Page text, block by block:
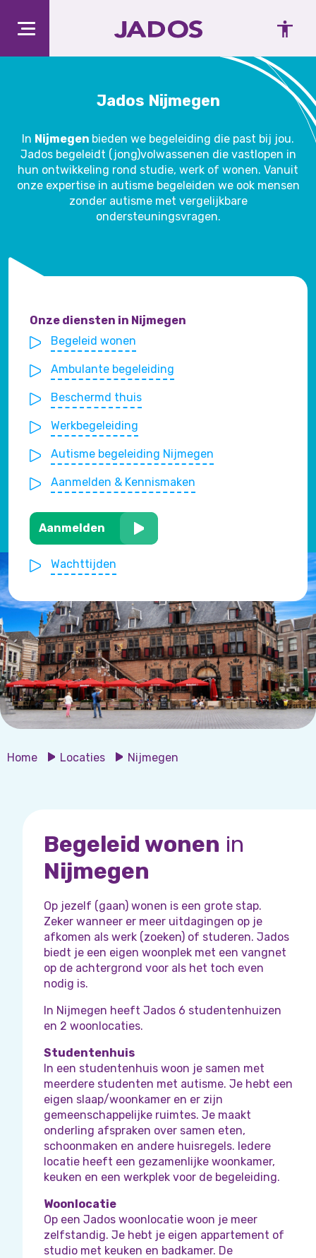
Jados Nijmegen
In Nijmegen bieden we begeleiding die past bij jou.
Jados begeleidt (jong)volwassenen die vastlopen in
hun ontwikkeling rond studie, werk of wonen. Vanuit
onze expertise in autisme begeleiden we ook mensen
zonder autisme met vergelijkbare
ondersteuningsvragen.
Onze diensten in Nijmegen
Begeleid wonen
Ambulante begeleiding
Beschermd thuis
Werkbegeleiding
Autisme begeleiding Nijmegen
Aanmelden & Kennismaken
Aanmelden
Wachttijden
Home Locaties Nijmegen
Begeleid wonen in
Nijmegen
Op jezelf (gaan) wonen is een grote stap.
Zeker wanneer er meer uitdagingen op je
afkomen als werk (zoeken) of studeren. Jados
biedt je een eigen woonplek met een vangnet
op de achtergrond voor als het toch even
nodig is.
In Nijmegen heeft Jados 6 studentenhuizen
en 2 woonlocaties.
Studentenhuis
In een studentenhuis woon je samen met
meerdere studenten met autisme. Je hebt een
eigen slaap/woonkamer en er zijn
gemeenschappelijke ruimtes. Je maakt
onderling afspraken over samen eten,
schoonmaken en andere huisregels. Iedere
locatie heeft een gezamenlijke woonkamer,
keuken en een werkplek voor de begeleiding.
Woonlocatie
Op een Jados woonlocatie woon je meer
zelfstandig. Je hebt je eigen appartement of
studio met keuken en badkamer. De